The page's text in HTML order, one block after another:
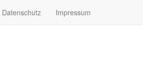
Datenschutz Impressum